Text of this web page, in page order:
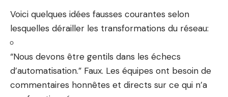
Voici quelques idées fausses courantes selon
lesquelles dérailler les transformations du réseau:
“Nous devons être gentils dans les échecs
d’automatisation.” Faux. Les équipes ont besoin de
commentaires honnêtes et directs sur ce qui n’a